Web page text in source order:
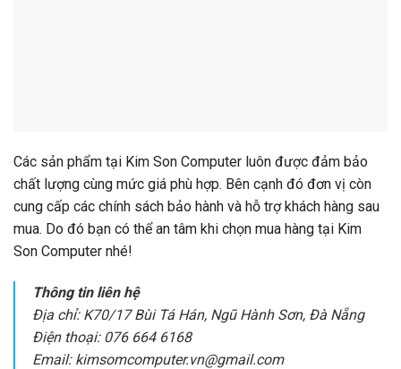
Các sản phẩm tại Kim Son Computer luôn được đảm bảo
chất lượng cùng mức giá phù hợp. Bên cạnh đó đơn vị còn
cung cấp các chính sách bảo hành và hỗ trợ khách hàng sau
mua. Do đó bạn có thể an tâm khi chọn mua hàng tại Kim
Son Computer nhé!
Thông tin liên hệ
Địa chỉ: K70/17 Bùi Tá Hán, Ngũ Hành Sơn, Đà Nẵng
Điện thoại: 076 664 6168
Email: kimsomcomputer.vn@gmail.com